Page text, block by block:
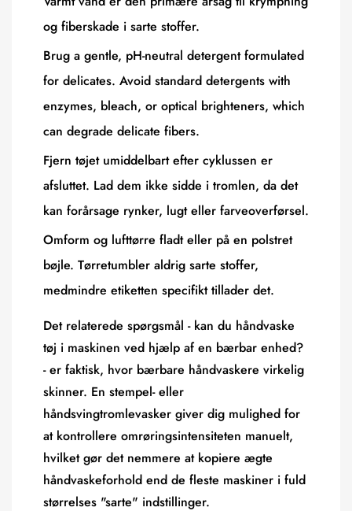
og fiberskade i sarte stoffer.
Brug a gentle, pH-neutral detergent formulated
for delicates. Avoid standard detergents with
enzymes, bleach, or optical brighteners, which
can degrade delicate fibers.
Fjern tøjet umiddelbart efter cyklussen er
afsluttet. Lad dem ikke sidde i tromlen, da det
kan forårsage rynker, lugt eller farveoverførsel.
Omform og lufttørre fladt eller på en polstret
bøjle. Tørretumbler aldrig sarte stoffer,
medmindre etiketten specifikt tillader det.
Det relaterede spørgsmål - kan du håndvaske
tøj i maskinen ved hjælp af en bærbar enhed?
- er faktisk, hvor bærbare håndvaskere virkelig
skinner. En stempel- eller
håndsvingtromlevasker giver dig mulighed for
at kontrollere omrøringsintensiteten manuelt,
hvilket gør det nemmere at kopiere ægte
håndvaskeforhold end de fleste maskiner i fuld
størrelses "sarte" indstillinger.